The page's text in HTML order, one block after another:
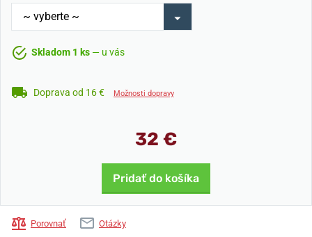
Skladom 1 ks — u vás
Doprava od 16 € Možnosti dopravy
32 €
Pridať do košíka
Porovnať Otázky